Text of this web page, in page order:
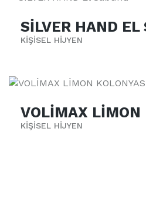
SİLVER HAND EL
KİŞİSEL HİJYEN
VOLİMAX LİMON
KİŞİSEL HİJYEN